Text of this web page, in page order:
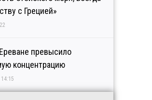
с Грецией»
превысило
концентрацию